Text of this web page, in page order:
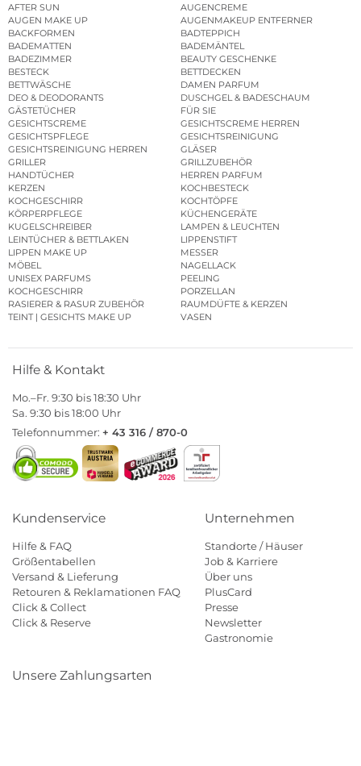
AFTER SUN
AUGENCREME
AUGEN MAKE UP
AUGENMAKEUP ENTFERNER
BACKFORMEN
BADTEPPICH
BADEMATTEN
BADEMÄNTEL
BADEZIMMER
BEAUTY GESCHENKE
BESTECK
BETTDECKEN
BETTWÄSCHE
DAMEN PARFUM
DEO & DEODORANTS
DUSCHGEL & BADESCHAUM
GÄSTETÜCHER
FÜR SIE
GESICHTSCREME
GESICHTSCREME HERREN
GESICHTSPFLEGE
GESICHTSREINIGUNG
GESICHTSREINIGUNG HERREN
GLÄSER
GRILLER
GRILLZUBEHÖR
HANDTÜCHER
HERREN PARFUM
KERZEN
KOCHBESTECK
KOCHGESCHIRR
KOCHTÖPFE
KÖRPERPFLEGE
KÜCHENGERÄTE
KUGELSCHREIBER
LAMPEN & LEUCHTEN
LEINTÜCHER & BETTLAKEN
LIPPENSTIFT
LIPPEN MAKE UP
MESSER
MÖBEL
NAGELLACK
UNISEX PARFUMS
PEELING
KOCHGESCHIRR
PORZELLAN
RASIERER & RASUR ZUBEHÖR
RAUMDÜFTE & KERZEN
TEINT | GESICHTS MAKE UP
VASEN
Hilfe & Kontakt
Mo.–Fr. 9:30 bis 18:30 Uhr
Sa. 9:30 bis 18:00 Uhr
Telefonnummer: + 43 316 / 870-0
Kundenservice
Hilfe & FAQ
Größentabellen
Versand & Lieferung
Retouren & Reklamationen FAQ
Click & Collect
Click & Reserve
Unternehmen
Standorte / Häuser
Job & Karriere
Über uns
PlusCard
Presse
Newsletter
Gastronomie
Unsere Zahlungsarten